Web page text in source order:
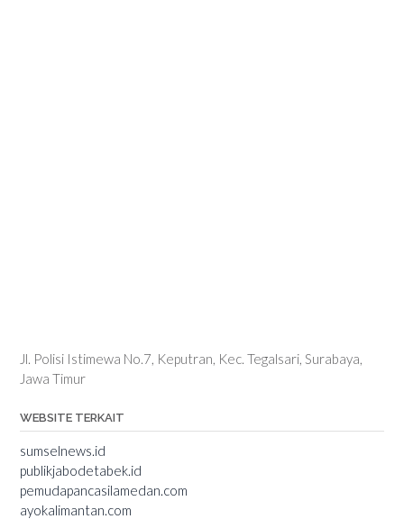
Jl. Polisi Istimewa No.7, Keputran, Kec. Tegalsari, Surabaya,
Jawa Timur
WEBSITE TERKAIT
sumselnews.id
publikjabodetabek.id
pemudapancasilamedan.com
ayokalimantan.com